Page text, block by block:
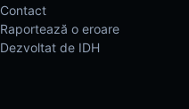
Contact
Raportează o eroare
Dezvoltat de IDH